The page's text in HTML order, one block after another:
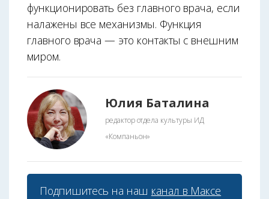
функционировать без главного врача, если
налажены все механизмы. Функция
главного врача — это контакты с внешним
миром.
Юлия Баталина
редактор отдела культуры ИД
«Компаньон»
Подпишитесь на наш канал в Максе